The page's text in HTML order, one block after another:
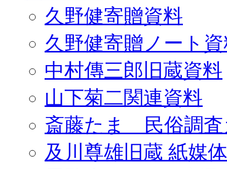
久野健寄贈資料
久野健寄贈ノート
中村傳三郎旧蔵資料
山下菊二関連資料
斎藤たま 民俗調査
及川尊雄旧蔵 紙媒